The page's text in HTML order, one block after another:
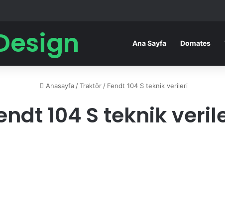
Ana Sayfa Domates
Anasayfa / Traktör / Fendt 104 S teknik verileri
104 S teknik